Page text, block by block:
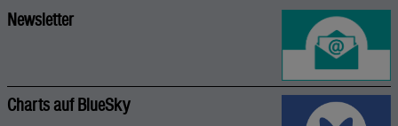
Newsletter
Charts auf BlueSky